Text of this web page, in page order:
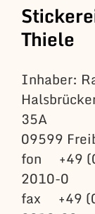
Thiele
Inhaber:
35A
09599
fon +49
2010-0
fax +49